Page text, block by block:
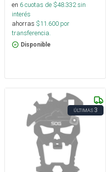
en 6cuotas de $48.332sin
interés
ahorras $11.600 por
transferencia.
Disponible
ÚLTIMAS3